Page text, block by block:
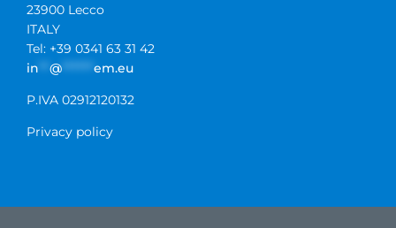
23900 Lecco
ITALY
Tel: +39 0341 63 31 42
in
@ ****** em.eu
P.IVA 02912120132
Privacy policy